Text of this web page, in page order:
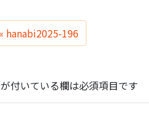
hanabi2025-196
が付いている欄は必須項目です